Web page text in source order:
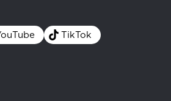
TikTok